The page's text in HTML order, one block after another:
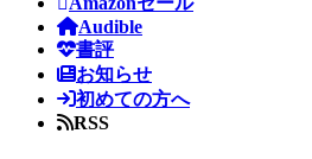
Audible
書評
お知らせ
初めての方へ
RSS